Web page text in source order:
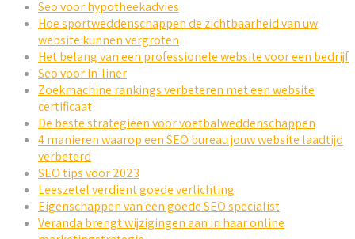
Seo voor hypotheekadvies
Hoe sportweddenschappen de zichtbaarheid van uw
website kunnen vergroten
Het belang van een professionele website voor een bedrijf
Seo voor In-liner
Zoekmachine rankings verbeteren met een website
certificaat
De beste strategieën voor voetbalweddenschappen
4 manieren waarop een SEO bureau jouw website laadtijd
verbeterd
SEO tips voor 2023
Leeszetel verdient goede verlichting
Eigenschappen van een goede SEO specialist
Veranda brengt wijzigingen aan in haar online